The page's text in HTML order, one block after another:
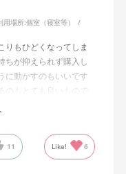
用場所:個室（寝室等）
りもひどくなってしま
ちが抑えられず購入し
に動かすのもいいです
のもとても良いもので
すが、オフィスで揺
何も気にせずに使え
購入して良かったと思
す。
11 Like! 6